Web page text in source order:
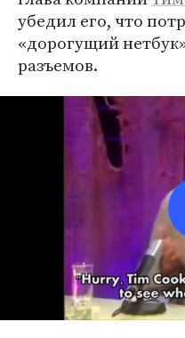
убедил его, что
«дорогущий
разъемов.